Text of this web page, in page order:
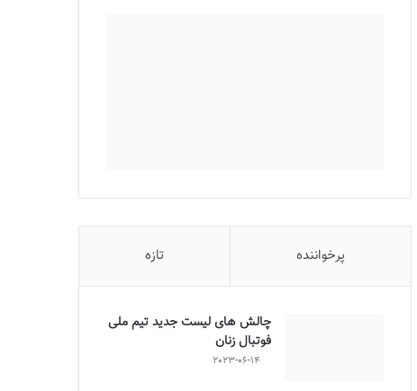
پرخواننده تازه
چالش هاى ليست جدید تيم ملى
فوتبال زنان
2023-06-14